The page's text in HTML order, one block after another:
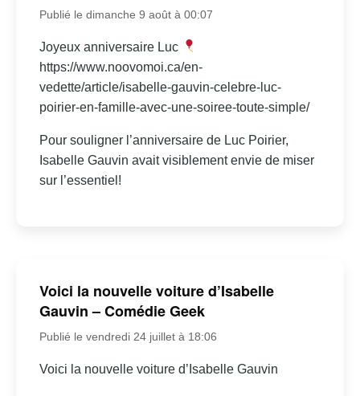
Publié le dimanche 9 août à 00:07
Joyeux anniversaire Luc
https://www.noovomoi.ca/en-
vedette/article/isabelle-gauvin-celebre-luc-
poirier-en-famille-avec-une-soiree-toute-simple/
Pour souligner l’anniversaire de Luc Poirier,
Isabelle Gauvin avait visiblement envie de miser
sur l’essentiel!
Voici la nouvelle voiture d’Isabelle
Gauvin – Comédie Geek
Publié le vendredi 24 juillet à 18:06
Voici la nouvelle voiture d’Isabelle Gauvin